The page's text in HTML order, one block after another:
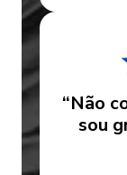
“Não
sou